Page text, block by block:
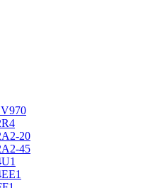
20
45